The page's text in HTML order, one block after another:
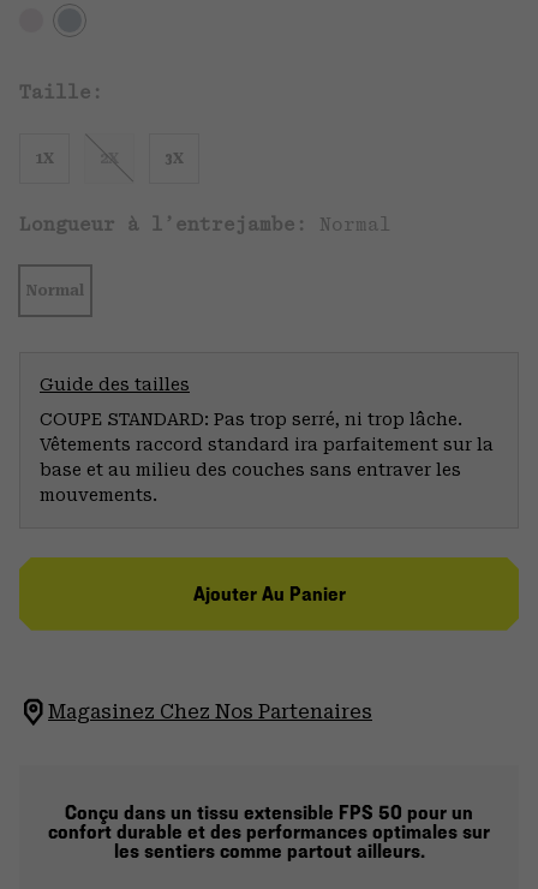
Taille:
1X 2X 3X
Longueur à l’entrejambe: Normal
Normal
Guide des tailles
COUPE STANDARD: Pas trop serré, ni trop lâche.
Vêtements raccord standard ira parfaitement sur la
base et au milieu des couches sans entraver les
mouvements.
Ajouter Au Panier
Magasinez Chez Nos Partenaires
Conçu dans un tissu extensible FPS 50 pour un
confort durable et des performances optimales sur
les sentiers comme partout ailleurs.